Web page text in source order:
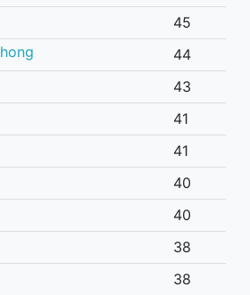
45
44
43
41
41
40
40
38
38